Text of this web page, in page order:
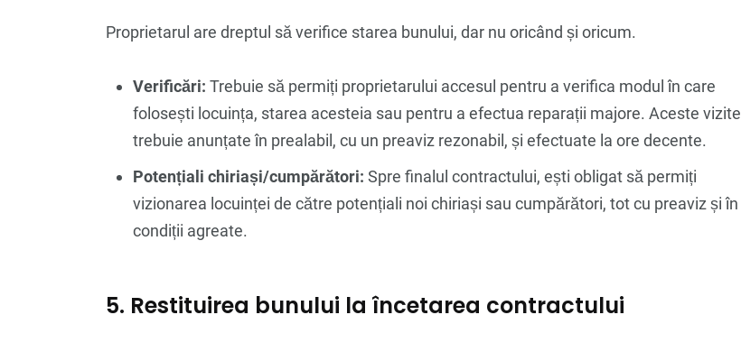
Proprietarul are dreptul să verifice starea bunului, dar nu oricând și oricum.
Verificări: Trebuie să permiți proprietarului accesul pentru a verifica modul în care
folosești locuința, starea acesteia sau pentru a efectua reparații majore. Aceste vizite
trebuie anunțate în prealabil, cu un preaviz rezonabil, și efectuate la ore decente.
Potențiali chiriași/cumpărători: Spre finalul contractului, ești obligat să permiți
vizionarea locuinței de către potențiali noi chiriași sau cumpărători, tot cu preaviz și în
condiții agreate.
5. Restituirea bunului la încetarea contractului